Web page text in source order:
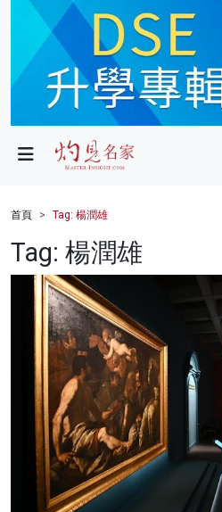
政局
財經
健康
商業
科技
影片
名家榜
灼見活動
關於我們
首頁 Tag: 楊潤雄
Tag: 楊潤雄